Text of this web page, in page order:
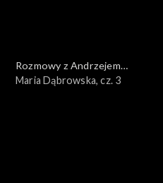
Rozmowy z Andrzejem
Doboszem
Maria Dąbrowska, cz. 3